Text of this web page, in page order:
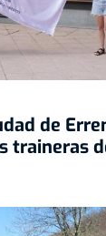
de
traineras